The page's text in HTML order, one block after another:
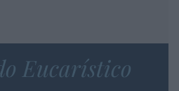
Eucarístico